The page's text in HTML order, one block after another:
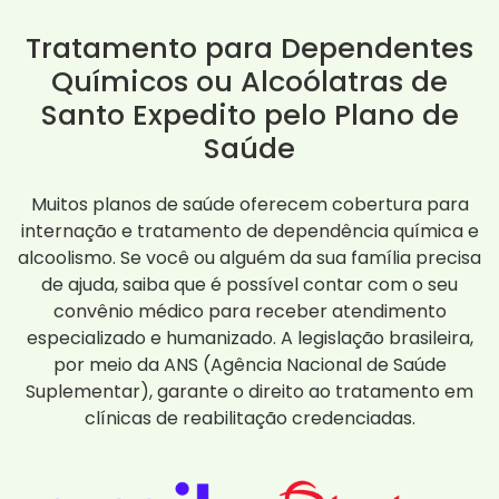
Tratamento para Dependentes
Químicos ou Alcoólatras de
Santo Expedito pelo Plano de
Saúde
Muitos planos de saúde oferecem cobertura para
internação e tratamento de dependência química e
alcoolismo. Se você ou alguém da sua família precisa
de ajuda, saiba que é possível contar com o seu
convênio médico para receber atendimento
especializado e humanizado. A legislação brasileira,
por meio da ANS (Agência Nacional de Saúde
Suplementar), garante o direito ao tratamento em
clínicas de reabilitação credenciadas.